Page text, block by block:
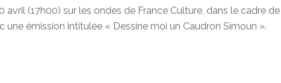
avril (17h00) sur les ondes de France Culture, dans le cadre de
une émission intitulée « Dessine moi un Caudron Simoun ».